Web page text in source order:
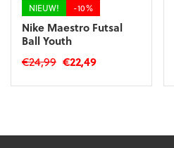
NIEUW! -10%
Nike Maestro Futsal
Ball Youth
€24,99 Oorspronkelijke
€22,49Huidige